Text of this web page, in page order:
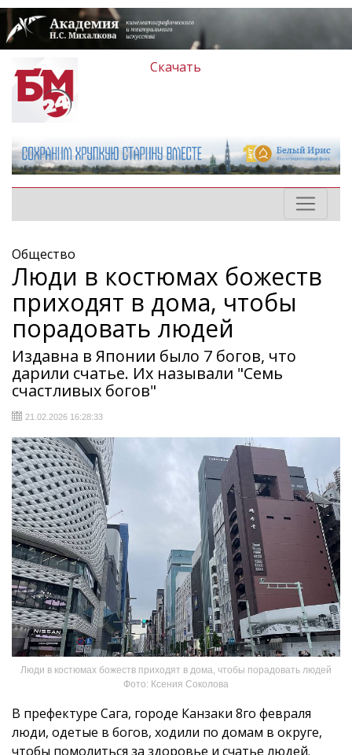
Скачать
Общество
Люди в костюмах божеств
приходят в дома, чтобы
порадовать людей
Издавна в Японии было 7 богов, что
дарили счатье. Их называли "Семь
счастливых богов"
21.02.2026 16:28:33
Люди в костюмах божеств приходят в дома, чтобы порадовать людей
Фото: Ксения Соколова
В префектуре Сага, городе Канзаки 8го февраля
люди, одетые в богов, ходили по домам в округе,
чтобы помолиться за здоровье и счатье людей.